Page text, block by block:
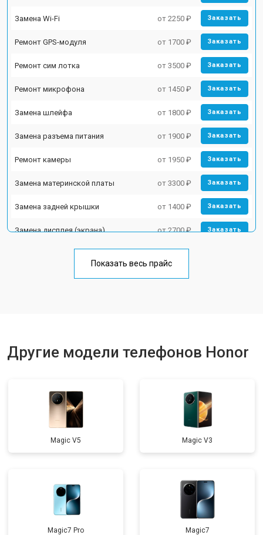
Замена Wi-Fi от 2250 ₽ Заказать
Ремонт GPS-модуля от 1700 ₽ Заказать
Ремонт сим лотка от 3500 ₽ Заказать
Ремонт микрофона от 1450 ₽ Заказать
Замена шлейфа от 1800 ₽ Заказать
Замена разъема питания от 1900 ₽ Заказать
Ремонт камеры от 1950 ₽ Заказать
Замена материнской платы от 3300 ₽ Заказать
Замена задней крышки от 1400 ₽ Заказать
Замена дисплея (экрана) от 2700 ₽ Заказать
Замена кнопки включения от 1750 ₽
Показать весь прайс
Другие модели телефонов Honor
Magic V5 Magic V3
Magic7 Pro Magic7